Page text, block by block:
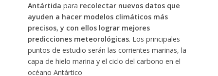
Antártida para recolectar nuevos datos que
ayuden a hacer modelos climáticos más
precisos, y con ellos lograr mejores
predicciones meteorológicas. Los principales
puntos de estudio serán las corrientes marinas, la
capa de hielo marina y el ciclo del carbono en el
océano Antártico